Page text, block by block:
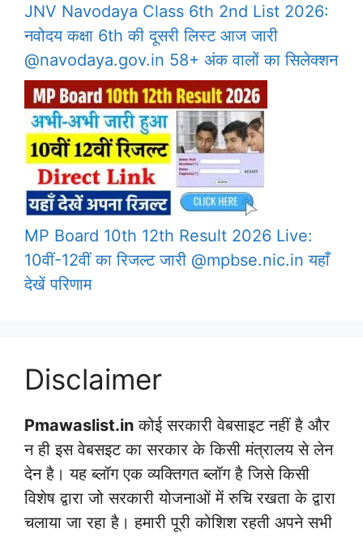
JNV Navodaya Class 6th 2nd List 2026:
नवोदय कक्षा 6th की दूसरी लिस्ट आज जारी
@navodaya.gov.in 58+ अंक वालों का सिलेक्शन
MP Board 10th 12th Result 2026 Live:
10वीं-12वीं का रिजल्ट जारी @mpbse.nic.in यहाँ
देखें परिणाम
Disclaimer
Pmawaslist.in कोई सरकारी वेबसाइट नहीं है और
न ही इस वेबसइट का सरकार के किसी मंत्रालय से लेन
देन है। यह ब्लॉग एक व्यक्तिगत ब्लॉग है जिसे किसी
विशेष द्वारा जो सरकारी योजनाओं में रुचि रखता के द्वारा
चलाया जा रहा है। हमारी पूरी कोशिश रहती अपने सभी